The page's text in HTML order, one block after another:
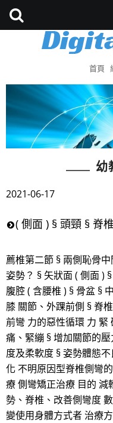
首頁
幼
2021-06-17
( 側面 ) § 頭頸 § 脊
薦椎第二節 § 兩側恥骨
姿勢？ § 矢狀面 ( 側面 )
腹腔 ( 含腰椎 ) § 骨盆 §
膝 關節、外踝前側 § 脊
前彎 力的惡性循環 力 緊
痛、緊繃 § 增加關節的
度及柔軟度 § 姿勢體態
化 不明原因型脊椎側彎
療 側彎矯正治療 目的
勢、脊椎、改善側彎度
變使用身體方式者 治療